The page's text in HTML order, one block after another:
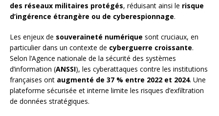
des réseaux militaires protégés, réduisant ainsi le risque
d’ingérence étrangère ou de cyberespionnage.
Les enjeux de souveraineté numérique sont cruciaux, en
particulier dans un contexte de cyberguerre croissante.
Selon l’Agence nationale de la sécurité des systèmes
d’information (ANSSI), les cyberattaques contre les institutions
françaises ont augmenté de 37 % entre 2022 et 2024. Une
plateforme sécurisée et interne limite les risques d’exfiltration
de données stratégiques.